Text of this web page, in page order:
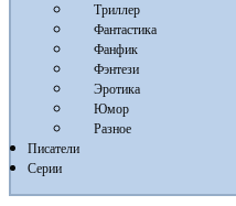
Триллер
Фантастика
Фанфик
Фэнтези
Эротика
Юмор
Разное
Писатели
Серии